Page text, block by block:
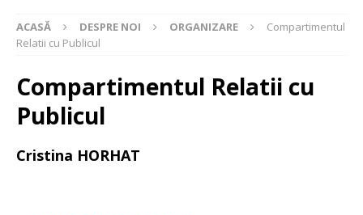
ACASĂ DESPRE NOI ORGANIZARE
Compartimentul
Relatii cu Publicul
Compartimentul Relatii cu
Publicul
Cristina HORHAT